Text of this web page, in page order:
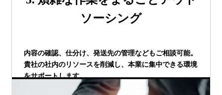
ソーシング
内容の確認、仕分け、発送先の管理などもご相談可能。
貴社の社内のリソースを削減し、本業に集中できる環境
をサポートします。